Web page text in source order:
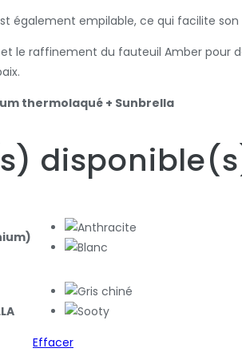
également empilable, ce qui facilite
le raffinement du fauteuil Amber pour
thermolaqué + Sunbrella
disponible
Effacer